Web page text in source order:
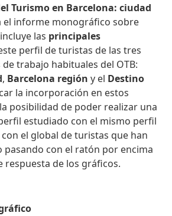
Turismo en Barcelona: ciudad
el informe monográfico sobre
las principales
perfil de turistas de las tres
trabajo habituales del OTB:
, Barcelona región y el Destino
la incorporación en estos
posibilidad de poder realizar una
estudiado con el mismo perfil
el global de turistas que han
pasando con el ratón por encima
respuesta de los gráficos.